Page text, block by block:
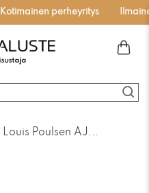
Kotimainen perheyritys
Louis Poulsen AJ...